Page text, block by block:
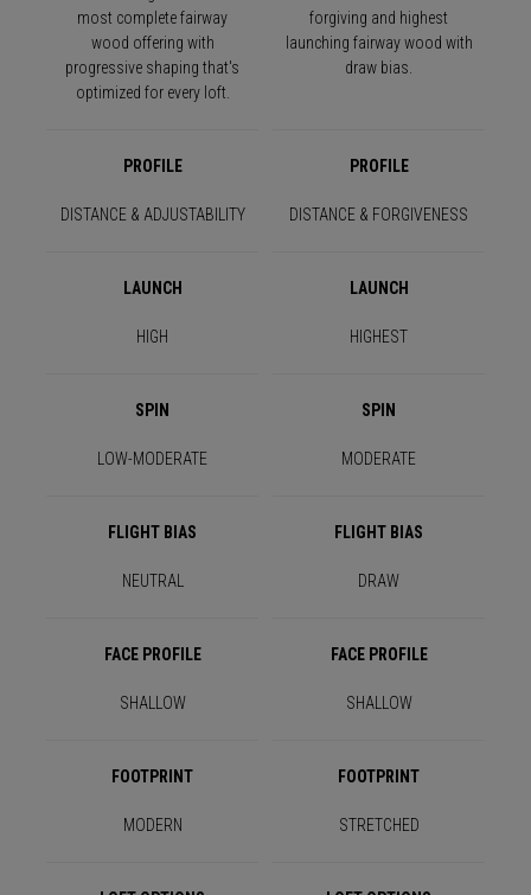
most complete fairway
wood offering with
progressive shaping that's
optimized for every loft.
forgiving and highest
launching fairway wood with
draw bias.
PROFILE PROFILE
DISTANCE & ADJUSTABILITY DISTANCE & FORGIVENESS
LAUNCH LAUNCH
HIGH HIGHEST
SPIN SPIN
LOW-MODERATE MODERATE
FLIGHT BIAS FLIGHT BIAS
NEUTRAL DRAW
FACE PROFILE FACE PROFILE
SHALLOW SHALLOW
FOOTPRINT FOOTPRINT
MODERN STRETCHED